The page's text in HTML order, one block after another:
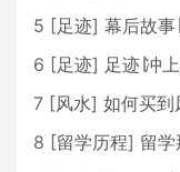
5 [足迹] 幕后故事
6 [足迹] 足迹∣冲
7 [风水] 如何买
8 [留学历程] 留学